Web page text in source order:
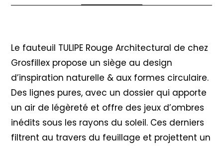
Le fauteuil TULIPE Rouge Architectural de chez
Grosfillex propose un siège au design
d’inspiration naturelle & aux formes circulaire.
Des lignes pures, avec un dossier qui apporte
un air de légèreté et offre des jeux d’ombres
inédits sous les rayons du soleil. Ces derniers
filtrent au travers du feuillage et projettent un